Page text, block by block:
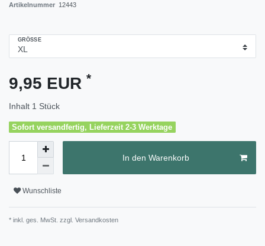
Artikelnummer 12443
GRÖSSE
9,95 EUR *
Inhalt 1 Stück
Sofort versandfertig, Lieferzeit 2-3 Werktage
In den Warenkorb
Wunschliste
* inkl. ges. MwSt. zzgl. Versandkosten